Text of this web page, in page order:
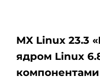
MX Linux 23.3
ядром Linux
компонентами